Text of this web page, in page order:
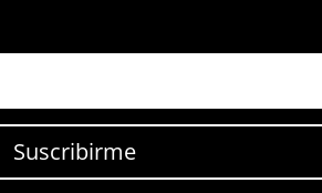
Suscribirme